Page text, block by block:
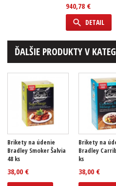
940,78 €
DETAIL
ĎALŠIE PRODUKTY V
Brikety na údenie
Bradley Smoker Šalvia
48 ks
38,00 €
Brikety na
Bradley
ks
38,00 €